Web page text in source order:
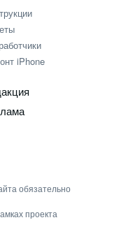
iPhone
обязательно
проекта